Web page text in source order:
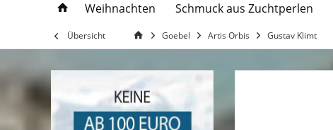
Weihnachten Schmuck aus Zuchtperlen
Übersicht Goebel Artis Orbis Gustav Klimt